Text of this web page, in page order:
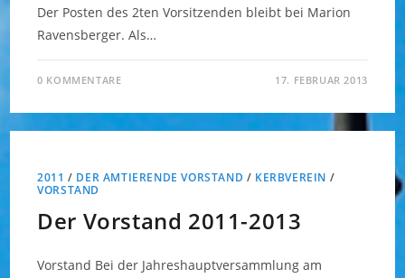
Der Posten des 2ten Vorsitzenden bleibt bei Marion
Ravensberger. Als…
0 KOMMENTARE 17. FEBRUAR 2013
2011 / DER AMTIERENDE VORSTAND / KERBVEREIN /
VORSTAND
Der Vorstand 2011-2013
Vorstand Bei der Jahreshauptversammlung am